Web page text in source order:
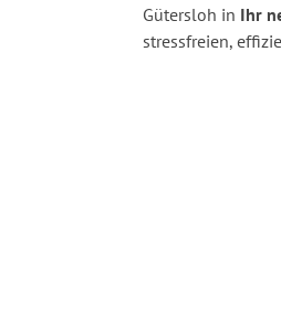
Gütersloh in Ihr
stressfreien,